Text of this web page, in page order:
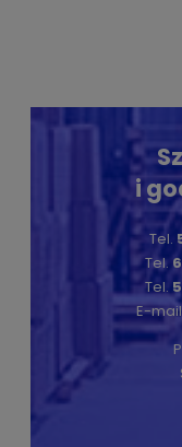
i
Tel.
Tel.
Tel.
E-